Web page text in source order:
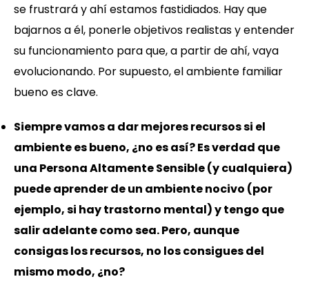
se frustrará y ahí estamos fastidiados. Hay que
bajarnos a él, ponerle objetivos realistas y entender
su funcionamiento para que, a partir de ahí, vaya
evolucionando. Por supuesto, el ambiente familiar
bueno es clave.
Siempre vamos a dar mejores recursos si el
ambiente es bueno, ¿no es así? Es verdad que
una Persona Altamente Sensible (y cualquiera)
puede aprender de un ambiente nocivo (por
ejemplo, si hay trastorno mental) y tengo que
salir adelante como sea. Pero, aunque
consigas los recursos, no los consigues del
mismo modo, ¿no?